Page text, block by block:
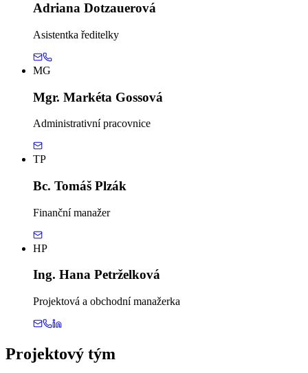
Adriana Dotzauerová
Asistentka ředitelky
MG
Mgr. Markéta Gossová
Administrativní pracovnice
TP
Bc. Tomáš Plzák
Finanční manažer
HP
Ing. Hana Petrželková
Projektová a obchodní manažerka
Projektový tým